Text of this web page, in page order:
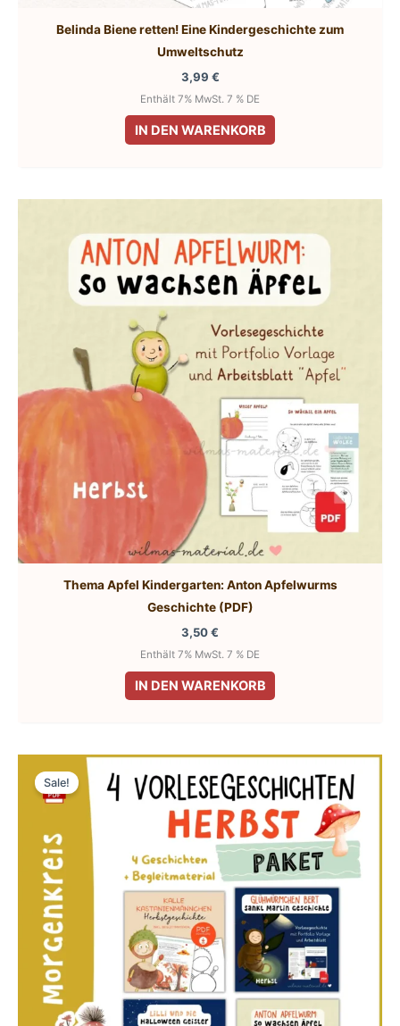
Belinda Biene retten! Eine Kindergeschichte zum
Umweltschutz
3,99 €
Enthält 7% MwSt. 7 % DE
IN DEN WARENKORB
Thema Apfel Kindergarten: Anton Apfelwurms
Geschichte (PDF)
3,50€
Enthält 7% MwSt. 7 % DE
IN DEN WARENKORB
Sale!